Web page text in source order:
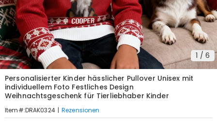
1 / 6
Personalisierter Kinder hässlicher Pullover Unisex mit
individuellem Foto Festliches Design
Weihnachtsgeschenk für Tierliebhaber Kinder
Item#:DRAK0324 | Rezensionen